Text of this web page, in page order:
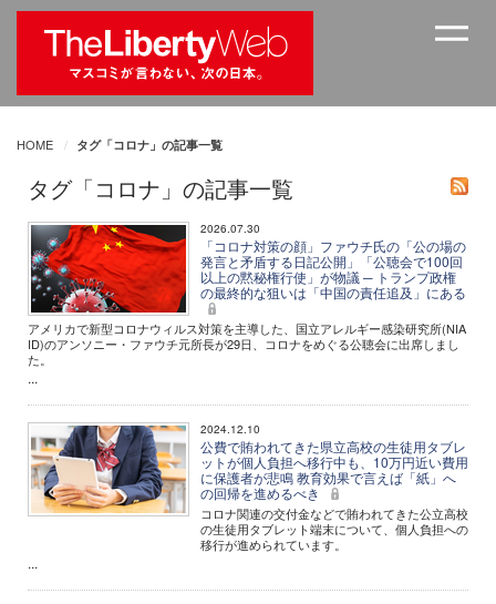
HOME タグ「コロナ」の記事一覧
タグ「コロナ」の記事一覧
2026.07.30
「コロナ対策の顔」ファウチ氏の「公の場の
発言と矛盾する日記公開」「公聴会で100回
以上の黙秘権行使」が物議 ─ トランプ政権
の最終的な狙いは「中国の責任追及」にある
アメリカで新型コロナウィルス対策を主導した、国立アレルギー感染研究所(NIA
ID)のアンソニー・ファウチ元所長が29日、コロナをめぐる公聴会に出席しまし
た。
...
2024.12.10
公費で賄われてきた県立高校の生徒用タブレ
ットが個人負担へ移行中も、10万円近い費用
に保護者が悲鳴 教育効果で言えば「紙」へ
の回帰を進めるべき
コロナ関連の交付金などで賄われてきた公立高校
の生徒用タブレット端末について、個人負担への
移行が進められています。
...